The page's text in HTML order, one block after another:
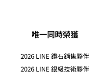
唯一同時榮獲
2026 LINE 鑽石銷售夥伴
2026 LINE 銀級技術夥伴